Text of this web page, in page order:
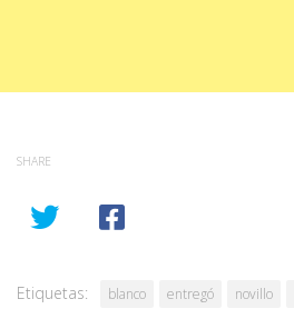
SHARE
Etiquetas: blanco entregó novillo